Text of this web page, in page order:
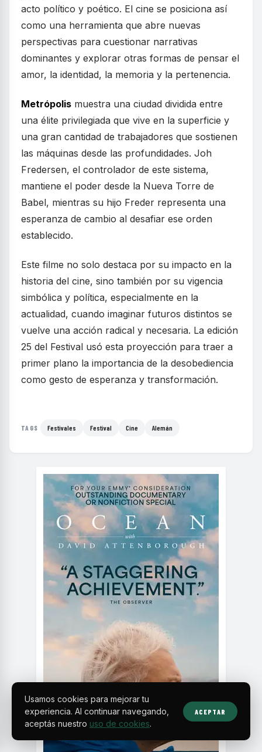
acto político y poético. El cine se posiciona así
como una herramienta que abre nuevas
perspectivas para cuestionar narrativas
dominantes y explorar otras formas de pensar el
amor, la identidad, la memoria y la pertenencia.
Metrópolis muestra una ciudad dividida entre
una élite privilegiada que vive en la superficie y
una gran cantidad de trabajadores que sostienen
las máquinas desde las profundidades. Joh
Fredersen, el controlador de este sistema,
mantiene el poder desde la Nueva Torre de
Babel, mientras su hijo Freder representa una
esperanza de cambio al desafiar ese orden
establecido.
Este filme no solo destaca por su impacto en la
historia del cine, sino también por su vigencia
simbólica y política, especialmente en la
actualidad, cuando imaginar futuros distintos se
vuelve una acción radical y necesaria. La edición
25 del Festival usó esta proyección para traer a
primer plano la importancia de la desobediencia
como gesto de esperanza y transformación.
TAGS Festivales Festival Cine Alemán
Usamos cookies para mejorar tu
experiencia. Al continuar navegando,
aceptás nuestro uso de cookies.
ACEPTAR